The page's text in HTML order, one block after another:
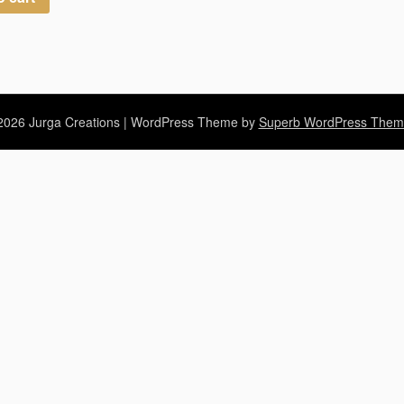
Jurga Creations | WordPress Theme by Superb WordPress